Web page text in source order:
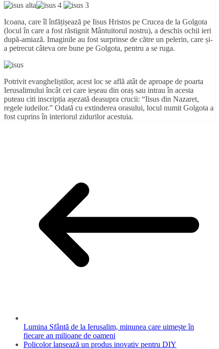
Icoana, care îl înfățișează pe Iisus Hristos pe Crucea de la Golgota
(locul în care a fost răstignit Mântuitorul nostru), a deschis ochii ieri
după-amiază. Imaginile au fost surprinse de către un pelerin, care și-
a petrecut câteva ore bune pe Golgota, pentru a se ruga.
Potrivit evangheliștilor, acest loc se află atât de aproape de poarta
Ierusalimului încât cei care ieșeau din oraș sau intrau în acesta
puteau citi inscripția așezată deasupra crucii: “Iisus din Nazaret,
regele iudeilor.” Odată cu extinderea orasului, locul numit Golgota a
fost cuprins în interiorul zidurilor acestuia.
Lumina Sfântă de la Ierusalim, minunea care uimește în
fiecare an milioane de oameni
Policolor lansează un produs inovativ pentru DIY